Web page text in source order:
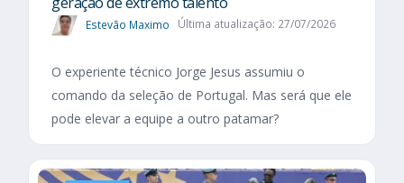
Estevão Maximo Última atualização: 27/07/2026
O experiente técnico Jorge Jesus assumiu o
comando da seleção de Portugal. Mas será que ele
pode elevar a equipe a outro patamar?